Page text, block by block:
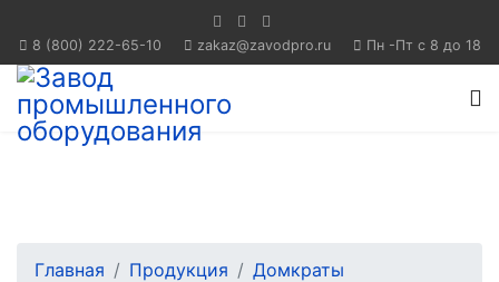
8 (800) 222-65-10 Пн -Пт с 8 до 18
Главная Продукция
Домкраты